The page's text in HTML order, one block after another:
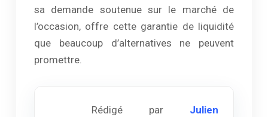
sa demande soutenue sur le marché de
l’occasion, offre cette garantie de liquidité
que beaucoup d’alternatives ne peuvent
promettre.
Rédigé par Julien